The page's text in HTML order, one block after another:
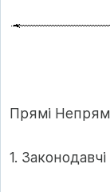
Прямі
1.